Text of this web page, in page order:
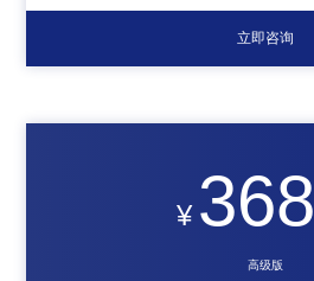
立即咨询
¥ 368
高级版